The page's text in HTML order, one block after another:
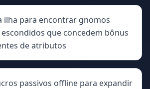
ilha para encontrar gnomos
que concedem bônus
de atributos
passivos offline para expandir